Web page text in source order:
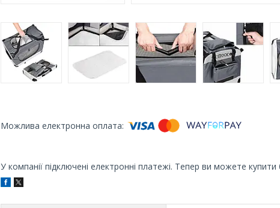
У компанії підключені електронні платежі. Тепер ви можете